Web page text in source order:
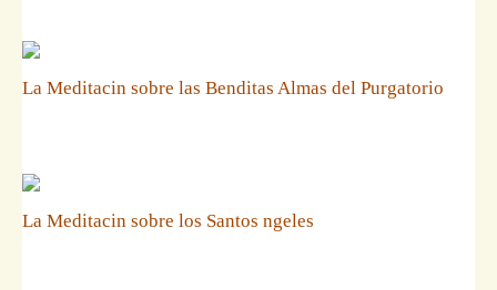
La Meditacin sobre las Benditas Almas del Purgatorio
La Meditacin sobre los Santos ngeles